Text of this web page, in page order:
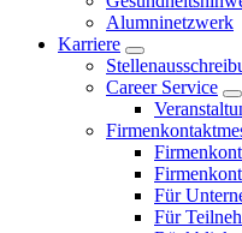
Alumninetzwerk
Karriere
Career Service
Für
Für